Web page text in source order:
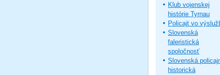
Klub vojenskej
histórie Tyrnau
Policajt vo
Slovenská
faleristická
spoločnosť
Slovenská
historická